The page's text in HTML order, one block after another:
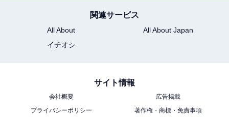
関連サービス
All About
All About Japan
イチオシ
サイト情報
会社概要
広告掲載
プライバシーポリシー
著作権・商標・免責事項